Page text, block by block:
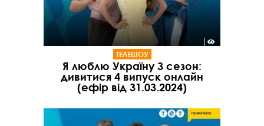
ТЕЛЕШОУ
Я люблю Україну 3 сезон:
дивитися 4 випуск онлайн
(ефір від 31.03.2024)